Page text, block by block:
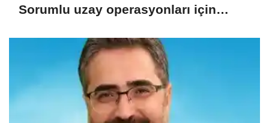
Sorumlu uzay operasyonları için